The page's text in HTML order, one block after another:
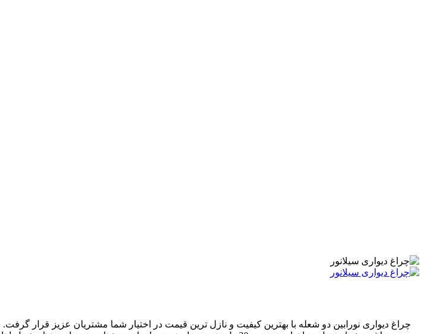
چراغ دیواری نورابین دو شعله با بهترین کیفیت و نازل ترین قیمت در اختیار شما مشتریان عزیز قرار